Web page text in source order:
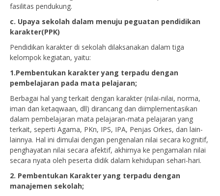
fasilitas pendukung.
c. Upaya sekolah dalam menuju peguatan pendidikan
karakter(PPK)
Pendidikan karakter di sekolah dilaksanakan dalam tiga
kelompok kegiatan, yaitu:
1.Pembentukan karakter yang terpadu dengan
pembelajaran pada mata pelajaran;
Berbagai hal yang terkait dengan karakter (nilai-nilai, norma,
iman dan ketaqwaan, dll) dirancang dan diimplementasikan
dalam pembelajaran mata pelajaran-mata pelajaran yang
terkait, seperti Agama, PKn, IPS, IPA, Penjas Orkes, dan lain-
lainnya. Hal ini dimulai dengan pengenalan nilai secara kognitif,
penghayatan nilai secara afektif, akhirnya ke pengamalan nilai
secara nyata oleh peserta didik dalam kehidupan sehari-hari.
2. Pembentukan Karakter yang terpadu dengan
manajemen sekolah;